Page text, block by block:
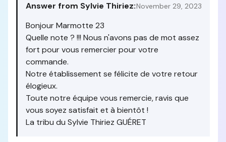
Answer from Sylvie Thiriez:November 29, 2023
Bonjour Marmotte 23
Quelle note ? !!! Nous n'avons pas de mot assez
fort pour vous remercier pour votre
commande.
Notre établissement se félicite de votre retour
élogieux.
Toute notre équipe vous remercie, ravis que
vous soyez satisfait et à bientôt !
La tribu du Sylvie Thiriez GUÉRET